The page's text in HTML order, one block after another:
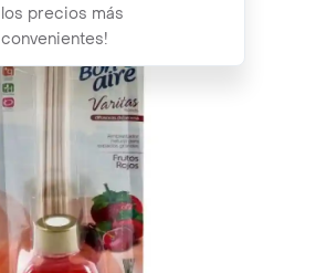
los precios más
convenientes!